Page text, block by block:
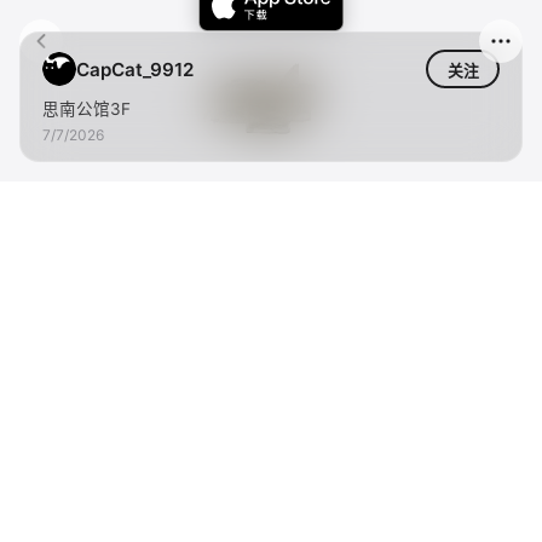
CapCat_9912 关注
思南公馆3F
7/7/2026